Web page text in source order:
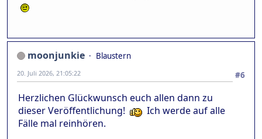
moonjunkie
Blaustern
#6
20. Juli 2026, 21:05:22
Herzlichen Glückwunsch euch allen dann zu
dieser Veröffentlichung!
Ich werde auf alle
Fälle mal reinhören.